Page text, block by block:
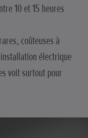
10 et 15 heures
coûteuses à
électrique
voit surtout pour